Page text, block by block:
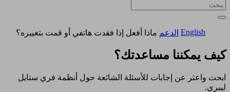
English الدعم ماذا أفعل إذا فقدت هاتفي أو قمت بتغييره؟
كيف يمكننا مساعدتك؟
ابحث واعثر عن إجابات للأسئلة الشائعة حول أنظمة فري ستايل
ليبري.